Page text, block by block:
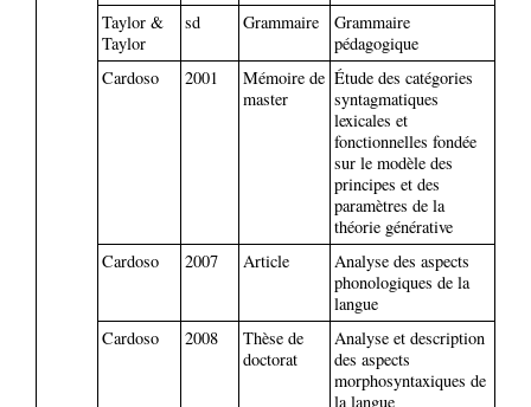
Taylor &
Taylor
sd Grammaire
Grammaire
pédagogique
Cardoso
2001
Mémoire de
master
Étude des catégories
syntagmatiques
lexicales et
fonctionnelles fondée
sur le modèle des
principes et des
paramètres de la
théorie générative
Cardoso
2007 Article
Analyse des aspects
phonologiques de la
langue
Cardoso
2008
Thèse de
doctorat
Analyse et description
des aspects
morphosyntaxiques de
la langue